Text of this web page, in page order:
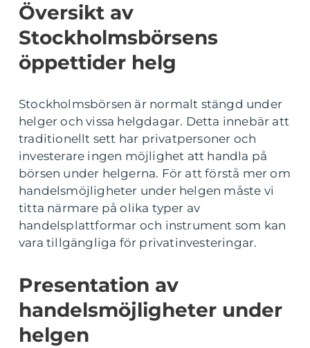
Översikt av
Stockholmsbörsens
öppettider helg
Stockholmsbörsen är normalt stängd under
helger och vissa helgdagar. Detta innebär att
traditionellt sett har privatpersoner och
investerare ingen möjlighet att handla på
börsen under helgerna. För att förstå mer om
handelsmöjligheter under helgen måste vi
titta närmare på olika typer av
handelsplattformar och instrument som kan
vara tillgängliga för privatinvesteringar.
Presentation av
handelsmöjligheter under
helgen